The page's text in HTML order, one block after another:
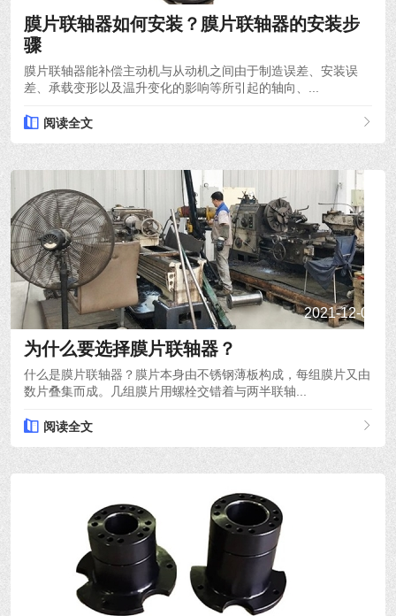
膜片联轴器如何安装？膜片联轴器的安装步
骤
膜片联轴器能补偿主动机与从动机之间由于制造误差、安装误
差、承载变形以及温升变化的影响等所引起的轴向、...
阅读全文
2021-12-03
为什么要选择膜片联轴器？
什么是膜片联轴器？膜片本身由不锈钢薄板构成，每组膜片又由
数片叠集而成。几组膜片用螺栓交错着与两半联轴...
阅读全文